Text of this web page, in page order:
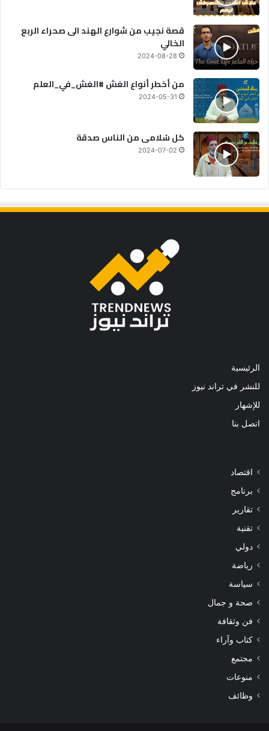
قصة نجيب من شوارع الهند الى صحراء الربع
الخالي
2024-08-28
من أخطر أنواع الغش #الغش_في_العلم
2024-05-31
كل سُلامى من الناس صدقة
2024-07-02
الرئيسية
للنشر في تراند نيوز
للإشهار
اتصل بنا
اقتصاد
برنامج
تقارير
تقنية
دولي
رياضة
سياسة
صحة و جمال
فن وثقافة
كتاب وآراء
مجتمع
منوعات
وظائف